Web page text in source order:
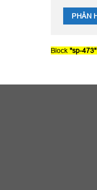
Block "sp-473"